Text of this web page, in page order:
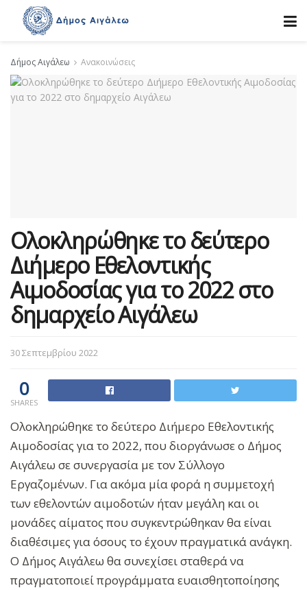
Δήμος Αιγάλεω Ανακοινώσεις
Ολοκληρώθηκε το δεύτερο
Διήμερο Εθελοντικής
Αιμοδοσίας για το 2022 στο
δημαρχείο Αιγάλεω
30 Σεπτεμβρίου 2022
0
SHARES
Ολοκληρώθηκε το δεύτερο Διήμερο Εθελοντικής
Αιμοδοσίας για το 2022, που διοργάνωσε ο Δήμος
Αιγάλεω σε συνεργασία με τον Σύλλογο
Εργαζομένων. Για ακόμα μία φορά η συμμετοχή
των εθελοντών αιμοδοτών ήταν μεγάλη και οι
μονάδες αίματος που συγκεντρώθηκαν θα είναι
διαθέσιμες για όσους το έχουν πραγματικά ανάγκη.
Ο Δήμος Αιγάλεω θα συνεχίσει σταθερά να
πραγματοποιεί προγράμματα ευαισθητοποίησης